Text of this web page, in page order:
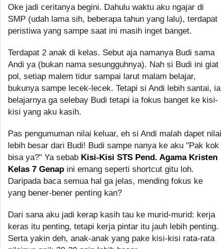
Oke jadi ceritanya begini. Dahulu waktu aku ngajar di
SMP (udah lama sih, beberapa tahun yang lalu), terdapat
peristiwa yang sampe saat ini masih inget banget.
Terdapat 2 anak di kelas. Sebut aja namanya Budi sama
Andi ya (bukan nama sesungguhnya). Nah si Budi ini giat
pol, setiap malem tidur sampai larut malam belajar,
bukunya sampe lecek-lecek. Tetapi si Andi lebih santai, ia
belajarnya ga selebay Budi tetapi ia fokus banget ke kisi-
kisi yang aku kasih.
Pas pengumuman nilai keluar, eh si Andi malah dapet nilai
lebih besar dari Budi! Budi sampe nanya ke aku "Pak kok
bisa ya?" Ya sebab Kisi-Kisi STS Pend. Agama Kristen
Kelas 7 Genap ini emang seperti shortcut gitu loh.
Daripada baca semua hal ga jelas, mending fokus ke
yang bener-bener penting kan?
Dari sana aku jadi kerap kasih tau ke murid-murid: kerja
keras itu penting, tetapi kerja pintar itu jauh lebih penting.
Serta yakin deh, anak-anak yang pake kisi-kisi rata-rata